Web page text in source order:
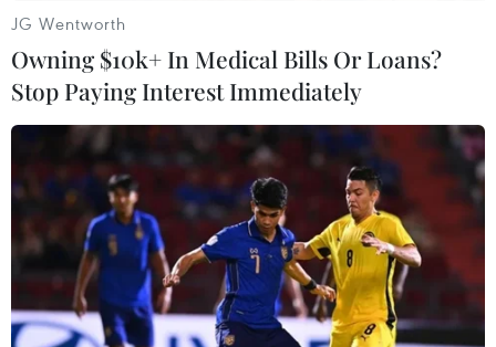
JG Wentworth
Owning $10k+ In Medical Bills Or Loans?
Stop Paying Interest Immediately